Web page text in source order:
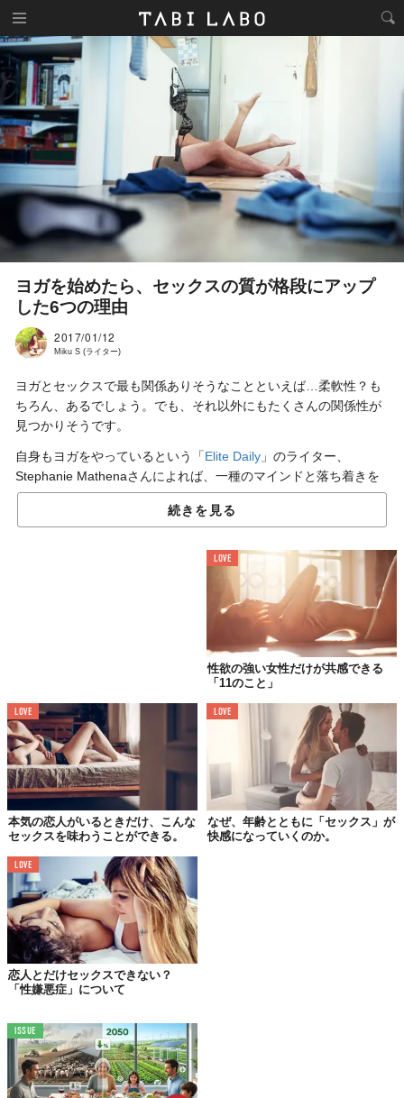
ヨガを始めたら、セックスの質が格段にアップ
した6つの理由
2017/01/12
Miku S (ライター)
ヨガとセックスで最も関係ありそうなことといえば…柔軟性？も
ちろん、あるでしょう。でも、それ以外にもたくさんの関係性が
見つかりそうです。
自身もヨガをやっているという「Elite Daily 」のライター、
Stephanie Mathenaさんによれば、一種のマインドと落ち着きを
手にすることで、セックスの質が格段にアップするのだとか。
「じっくりヨガ」で
持久力が身につく
時間をかけて、ゆっくりと自分のペースを掴んでいく「ヨガ」。
そこで体得したペースは、ベッドの上で活かすこともできるでし
ょう。
ヨガをすることで体力がつき、自分の体をコントロールできるよ
うになります。そのお陰か、以前は1度のセックスで絶頂は1回だ
「もう無理」と感じるさらにその先へいくことができるのは、ヨ
ガの魔法のおかげかも。
続きを見る
LOVE
性欲の強い女性だけが共感できる
「11のこと」
LOVE
本気の恋人がいるときだけ、こんな
セックスを味わうことができる。
LOVE
なぜ、年齢とともに「セックス」が
快感になっていくのか。
LOVE
恋人とだけセックスできない？
「性嫌悪症」について
ISSUE